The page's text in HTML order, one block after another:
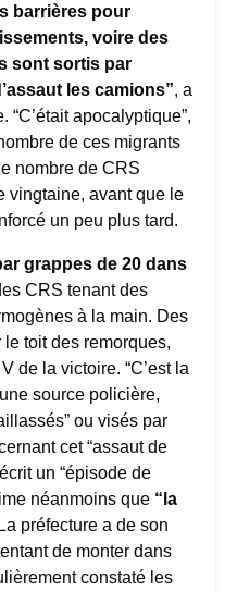
barrières pour
voire des
sont sortis par
les camions”, a
apocalyptique”,
de ces migrants
nombre de CRS
vingtaine, avant que le
un peu plus tard.
grappes de 20 dans
CRS tenant des
à la main. Des
toit des remorques,
de la victoire. “C’est la
source policière,
ou visés par
cet “assaut de
un “épisode de
néanmoins que “la
préfecture a de son
de monter dans
constaté les